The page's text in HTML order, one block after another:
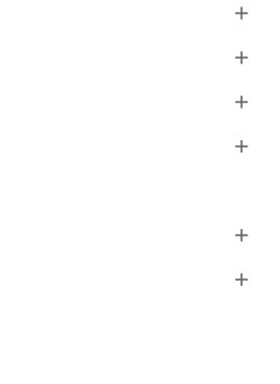





